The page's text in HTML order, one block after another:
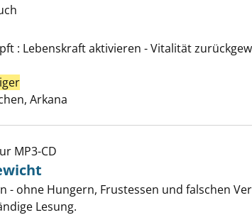
Energie anzeigen
: Lebenskraft aktivieren - Vitalität
Arkana
anzeigen
MP3-CD
- ohne Hungern, Frustessen und falschen
Lesung.